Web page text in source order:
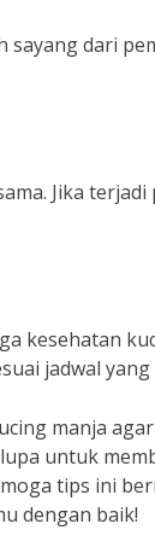
sayang dari
Jika
kesehatan
jadwal
manja
untuk
tips ini
dengan baik!